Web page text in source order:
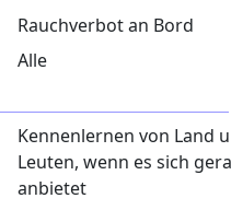
Rauchverbot an Bord
Alle
Kennenlernen von Land
Leuten, wenn es sich
anbietet